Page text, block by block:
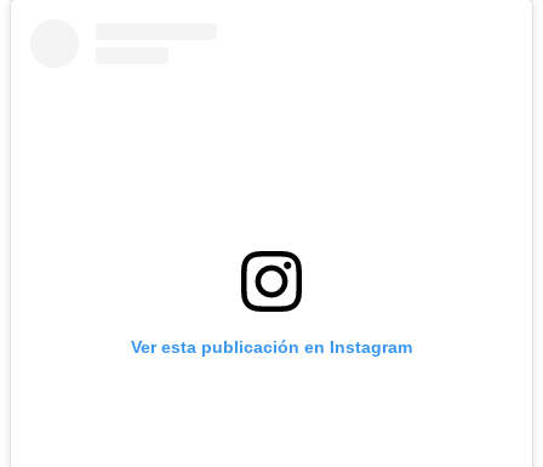
Ver esta publicación en Instagram